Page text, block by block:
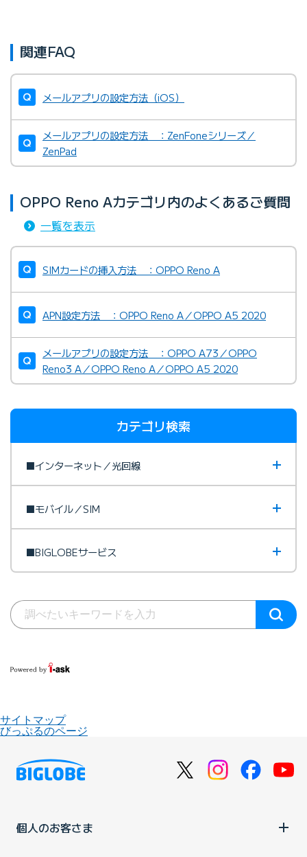
関連FAQ
メールアプリの設定方法（iOS）
メールアプリの設定方法 ：ZenFoneシリーズ／
ZenPad
OPPO Reno Aカテゴリ内のよくあるご質問
一覧を表示
SIMカードの挿入方法 ：OPPO Reno A
APN設定方法 ：OPPO Reno A／OPPO A5 2020
メールアプリの設定方法 ：OPPO A73／OPPO
Reno3 A／OPPO Reno A／OPPO A5 2020
カテゴリ検索
■インターネット／光回線
■モバイル／SIM
■BIGLOBEサービス
サイトマップ
びっぷるのページ
個人のお客さま